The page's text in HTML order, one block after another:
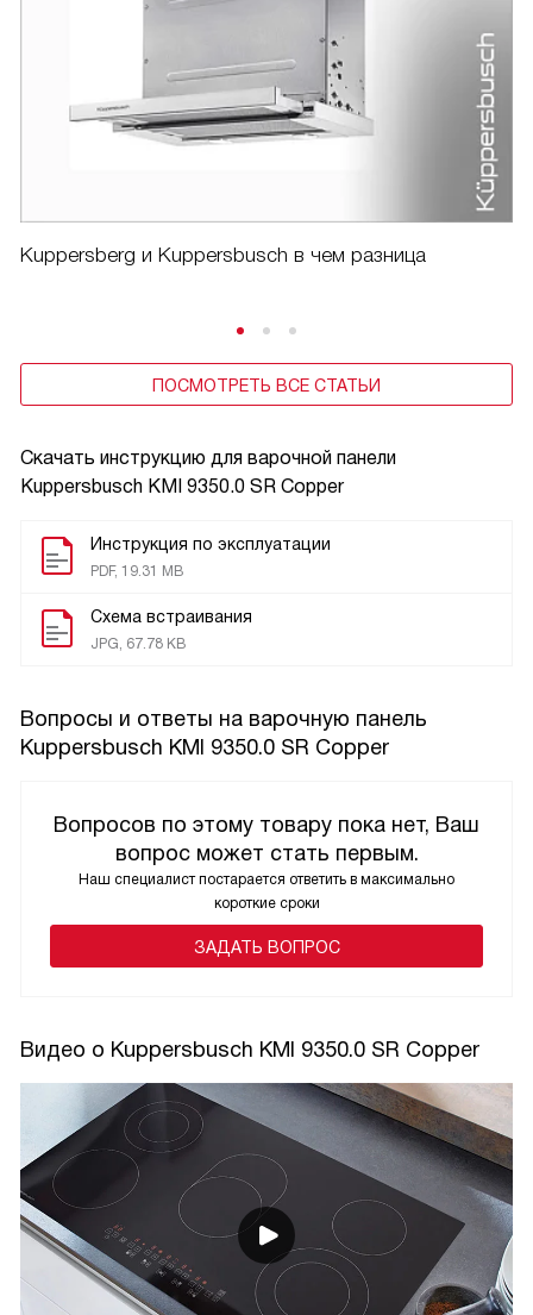
Скачать инструкцию для варочной панели
Kuppersbusch KMI 9350.0 SR Copper
Инструкция по эксплуатации
PDF, 19.31 MB
Схема встраивания
JPG, 67.78 KB
Kuppersberg и Kuppersbusch в чем разница
ПОСМОТРЕТЬ ВСЕ СТАТЬИ
Вопросы и ответы на варочную панель
Kuppersbusch KMI 9350.0 SR Copper
Вопросов по этому товару пока нет, Ваш
вопрос может стать первым.
Наш специалист постарается ответить в максимально
короткие сроки
ЗАДАТЬ ВОПРОС
Видео о Kuppersbusch KMI 9350.0 SR Copper